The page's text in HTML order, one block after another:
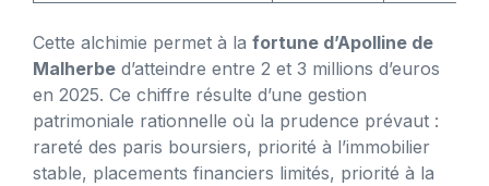
Cette alchimie permet à la fortune d’Apolline de
Malherbe d’atteindre entre 2 et 3 millions d’euros
en 2025. Ce chiffre résulte d’une gestion
patrimoniale rationnelle où la prudence prévaut :
rareté des paris boursiers, priorité à l’immobilier
stable, placements financiers limités, priorité à la